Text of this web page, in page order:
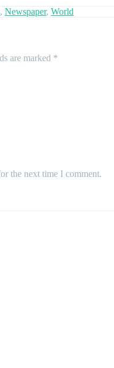
, Newspaper, World
are marked *
the next time I comment.